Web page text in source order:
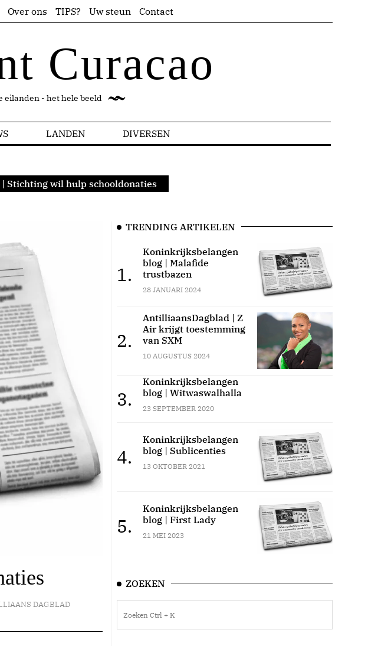
Over ons TIPS? Uw steun Contact
Curacao
eilanden - het hele beeld
LANDEN DIVERSEN
| Stichting wil hulp schooldonaties
DAGBLAD
TRENDING ARTIKELEN
1.
Koninkrijksbelangen
blog | Malafide
trustbazen
28 JANUARI 2024
2.
AntilliaansDagblad | Z
Air krijgt toestemming
van SXM
10 AUGUSTUS 2024
3.
Koninkrijksbelangen
blog | Witwaswalhalla
23 SEPTEMBER 2020
4.
Koninkrijksbelangen
blog | Sublicenties
13 OKTOBER 2021
5.
Koninkrijksbelangen
blog | First Lady
21 MEI 2023
ZOEKEN